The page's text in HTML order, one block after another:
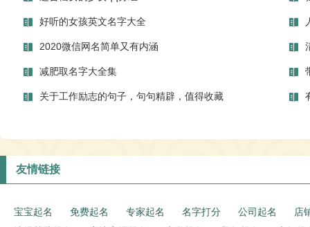
好听的女孩英文名字大全
2020微信网名简单又有内涵
减肥取名字大全集
关于工作励志的句子，句句精辟，值得收藏
友情链接
宝宝起名 免费起名 专家起名 名字打分 公司起名
店